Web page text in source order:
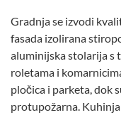
Gradnja se izvodi
fasada izolirana
aluminijska stolarija s
roletama i
pločica i parketa, dok
protupožarna.